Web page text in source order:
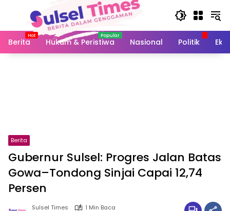
Berita
Hukum & Peristiwa Nasional Politik
Berita
Gubernur Sulsel: Progres Jalan Batas
Gowa–Tondong Sinjai Capai 12,74
Persen
Sulsel Times
1 Min Baca